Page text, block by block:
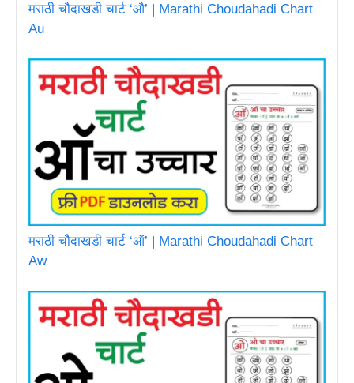
मराठी चौदाखडी चार्ट ‘औ’ | Marathi Choudahadi Chart
Au
मराठी चौदाखडी चार्ट ‘ऑ’ | Marathi Choudahadi Chart
Aw